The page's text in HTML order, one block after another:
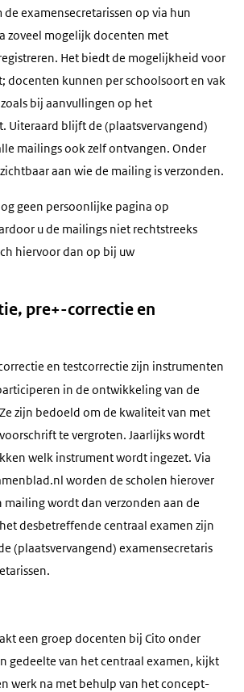
examensecretarissen op via hun
zoveel mogelijk docenten met
Het biedt de mogelijkheid voor
docenten kunnen per schoolsoort en vak
bij aanvullingen op het
Uiteraard blijft de (plaatsvervangend)
mailings ook zelf ontvangen. Onder
aan wie de mailing is verzonden.
geen persoonlijke pagina op
u de mailings niet rechtstreeks
hiervoor dan op bij uw
pre+-correctie en
en testcorrectie zijn instrumenten
in de ontwikkeling van de
zijn bedoeld om de kwaliteit van met
te vergroten. Jaarlijks wordt
welk instrument wordt ingezet. Via
worden de scholen hierover
mailing wordt dan verzonden aan de
desbetreffende centraal examen zijn
(plaatsvervangend) examensecretaris
een groep docenten bij Cito onder
gedeelte van het centraal examen, kijkt
werk na met behulp van het concept-